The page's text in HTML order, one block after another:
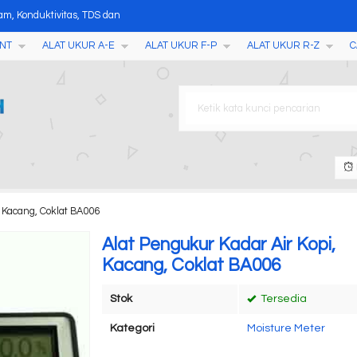
Konduktivitas, TDS dan
609L
Busa MC-7825F
MFD550B
ALAT UKUR A-E ALAT UKUR F-P ALAT UKUR R-Z
Coklat BA006
Alat Pengukur Kadar Air Kopi,
Kacang, Coklat BA006
Stok Tersedia
Kategori Moisture Meter